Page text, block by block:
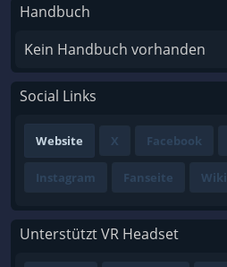
Handbuch
Kein Handbuch vorhanden
Social Links
Website X Facebook
Instagram Fanseite Wiki
Unterstützt VR Headset